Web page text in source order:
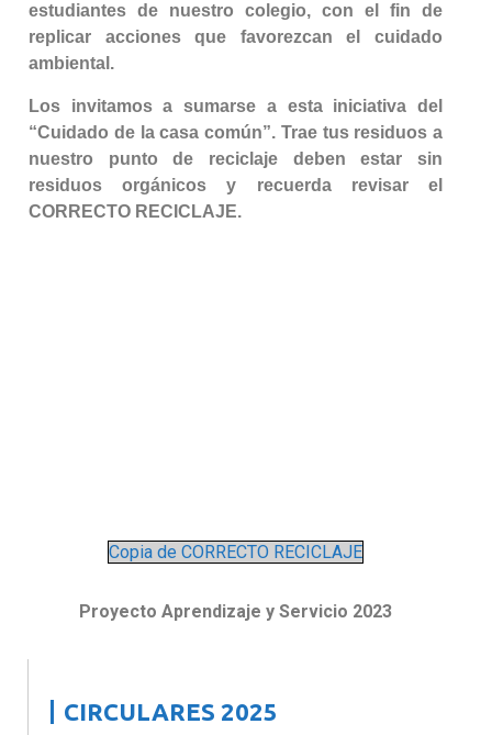
estudiantes de nuestro colegio, con el fin de
replicar acciones que favorezcan el cuidado
ambiental.
Los invitamos a sumarse a esta iniciativa del
“Cuidado de la casa común”. Trae tus residuos a
nuestro punto de reciclaje deben estar sin
residuos orgánicos y recuerda revisar el
CORRECTO RECICLAJE.
Copia de CORRECTO RECICLAJE
Proyecto Aprendizaje y Servicio 2023
CIRCULARES 2025